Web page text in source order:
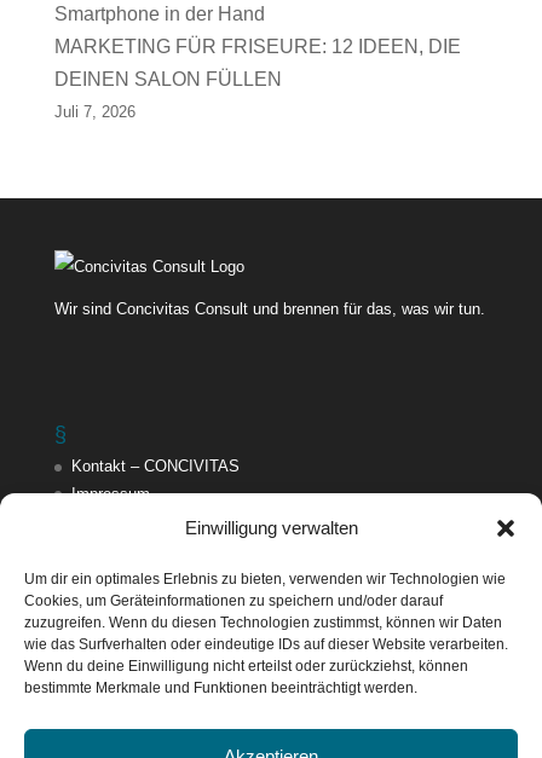
Einwilligung verwalten
Um dir ein optimales Erlebnis zu bieten, verwenden wir Technologien wie
Cookies, um Geräteinformationen zu speichern und/oder darauf
zuzugreifen. Wenn du diesen Technologien zustimmst, können wir Daten
wie das Surfverhalten oder eindeutige IDs auf dieser Website verarbeiten.
Wenn du deine Einwilligung nicht erteilst oder zurückziehst, können
bestimmte Merkmale und Funktionen beeinträchtigt werden.
MARKETING FÜR FRISEURE: 12 IDEEN, DIE
DEINEN SALON FÜLLEN
Juli 7, 2026
Wir sind Concivitas Consult und brennen für das, was wir tun.
§
Kontakt – CONCIVITAS
Impressum
Datenschutzerklärung
Cookie-Richtlinie (EU)
Finde uns hier
Facebook